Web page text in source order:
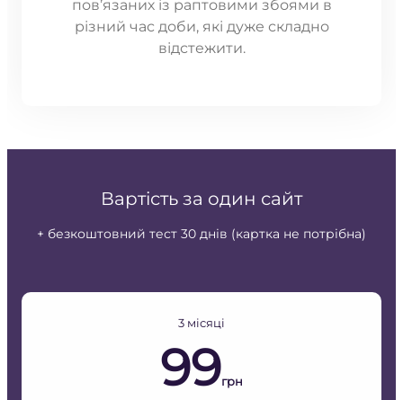
пов’язаних із раптовими збоями в
різний час доби, які дуже складно
відстежити.
Вартість за один сайт
+ безкоштовний тест 30 днів (картка не потрібна)
3 місяці
99грн